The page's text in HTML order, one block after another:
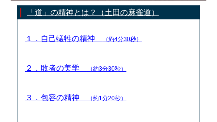
「道」の精神とは？（土田の麻雀道）
１．自己犠牲の精神 （約4分30秒）
２．敗者の美学 （約3分30秒）
３．包容の精神 （約1分20秒）